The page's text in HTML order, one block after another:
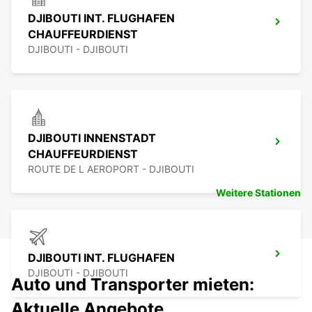
DJIBOUTI INT. FLUGHAFEN
CHAUFFEURDIENST
DJIBOUTI - DJIBOUTI
DJIBOUTI INNENSTADT
CHAUFFEURDIENST
ROUTE DE L AEROPORT - DJIBOUTI
DJIBOUTI INT. FLUGHAFEN
DJIBOUTI - DJIBOUTI
Weitere Stationen
Auto und Transporter mieten: